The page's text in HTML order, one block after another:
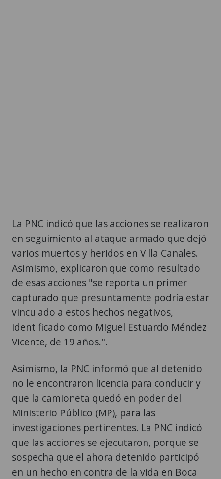
La PNC indicó que las acciones se realizaron
en seguimiento al ataque armado que dejó
varios muertos y heridos en Villa Canales.
Asimismo, explicaron que como resultado
de esas acciones "se reporta un primer
capturado que presuntamente podría estar
vinculado a estos hechos negativos,
identificado como Miguel Estuardo Méndez
Vicente, de 19 años.".
Asimismo, la PNC informó que al detenido
no le encontraron licencia para conducir y
que la camioneta quedó en poder del
Ministerio Público (MP), para las
investigaciones pertinentes. La PNC indicó
que las acciones se ejecutaron, porque se
sospecha que el ahora detenido participó
en un hecho en contra de la vida en Boca